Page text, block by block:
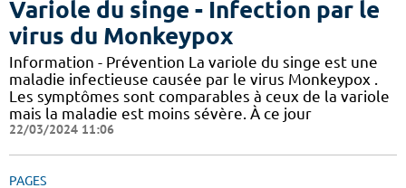
Variole du singe - Infection par le
virus du Monkeypox
Information - Prévention La variole du singe est une
maladie infectieuse causée par le virus Monkeypox .
Les symptômes sont comparables à ceux de la variole
mais la maladie est moins sévère. À ce jour
22/03/2024 11:06
PAGES